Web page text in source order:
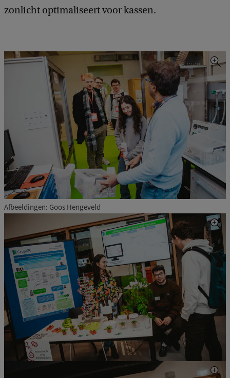
zonlicht optimaliseert voor kassen.
Afbeeldingen: Goos Hengeveld